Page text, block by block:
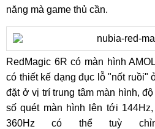
năng mà game thủ cần.
RedMagic 6R có màn hình
có thiết kế dạng đục lỗ "nốt ruồi"
đặt ở vị trí trung tâm màn hình,
số quét màn hình lên tới
360Hz có thể tuỳ